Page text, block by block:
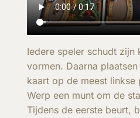
Iedere speler schudt zijn
vormen. Daarna
kaart op de meest linkse
Werp een munt om de
Tijdens de eerste beurt,